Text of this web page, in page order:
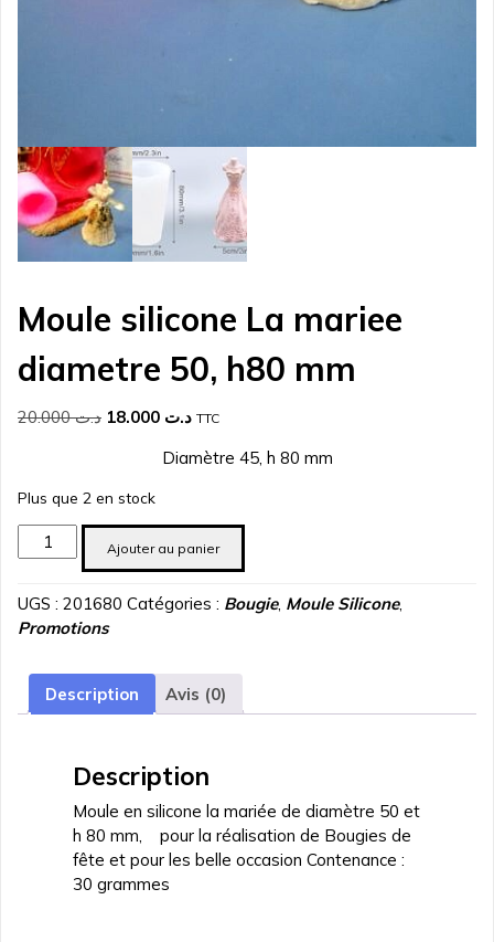
Moule silicone La mariee
diametre 50, h80 mm
د.ت20.000
Le
était :
د.تLe
actuel
TTC
Diamètre 45, h 80 mm
Plus que 2 en stock
quantité
de
silicone
La
diametre
Ajouter au panier
UGS : 201680 Catégories : Bougie, Moule Silicone,
Promotions
Description Avis (0)
Description
Moule en silicone la mariée de diamètre 50 et
h 80 mm, pour la réalisation de Bougies de
fête et pour les belle occasion Contenance :
30 grammes